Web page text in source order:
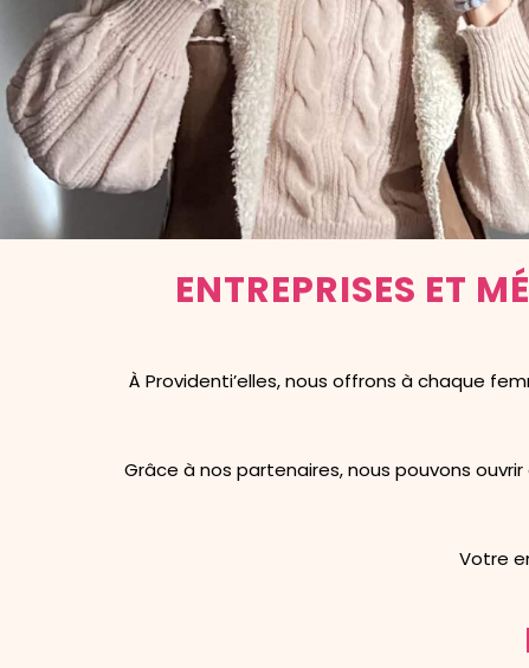
ENTREPRISES ET
À Providenti’elles, nous offrons à chaque
Grâce à nos partenaires, nous pouvons
Votre